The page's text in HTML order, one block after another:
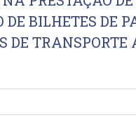
BILHETES DE
DE TRANSPORTE